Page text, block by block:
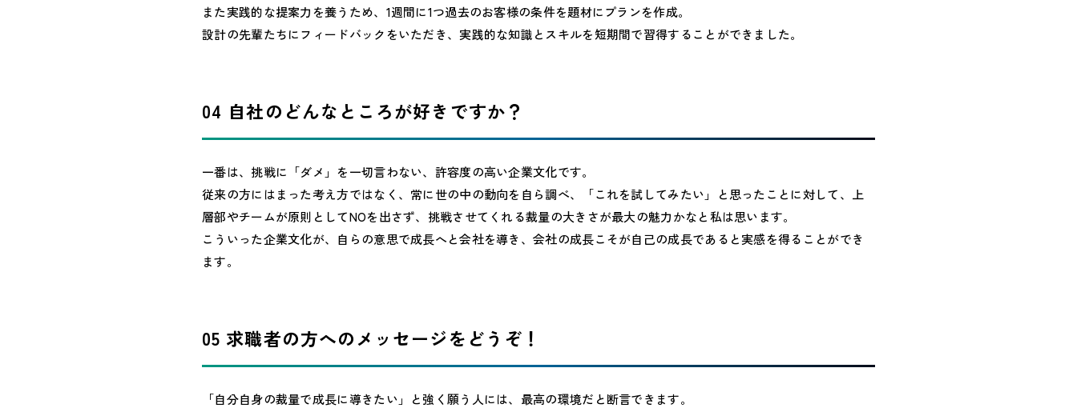
また実践的な提案力を養うため、1週間に1つ過去のお客様の条件を題材にプランを作成。
設計の先輩たちにフィードバックをいただき、実践的な知識とスキルを短期間で習得することができました。
04 自社のどんなところが好きですか？
一番は、挑戦に「ダメ」を一切言わない、許容度の高い企業文化です。
従来の方にはまった考え方ではなく、常に世の中の動向を自ら調べ、「これを試してみたい」と思ったことに対して、上
層部やチームが原則としてNOを出さず、挑戦させてくれる裁量の大きさが最大の魅力かなと私は思います。
こういった企業文化が、自らの意思で成長へと会社を導き、会社の成長こそが自己の成長であると実感を得ることができ
ます。
05 求職者の方へのメッセージをどうぞ！
「自分自身の裁量で成長に導きたい」と強く願う人には、最高の環境だと断言できます。